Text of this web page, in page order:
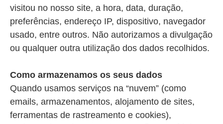
visitou no nosso site, a hora, data, duração,
preferências, endereço IP, dispositivo, navegador
usado, entre outros. Não autorizamos a divulgação
ou qualquer outra utilização dos dados recolhidos.
Como armazenamos os seus dados
Quando usamos serviços na “nuvem” (como
emails, armazenamentos, alojamento de sites,
ferramentas de rastreamento e cookies),